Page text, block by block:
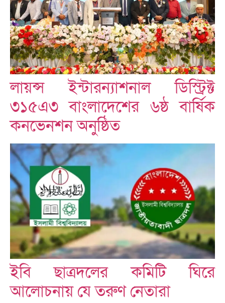
লায়ন্স ইন্টারন্যাশনাল ডিস্ট্রিক্ট
৩১৫এ৩ বাংলাদেশের ৬ষ্ঠ বার্ষিক
কনভেনশন অনুষ্ঠিত
ইবি ছাত্রদলের কমিটি ঘিরে
আলোচনায় যে তরুণ নেতারা